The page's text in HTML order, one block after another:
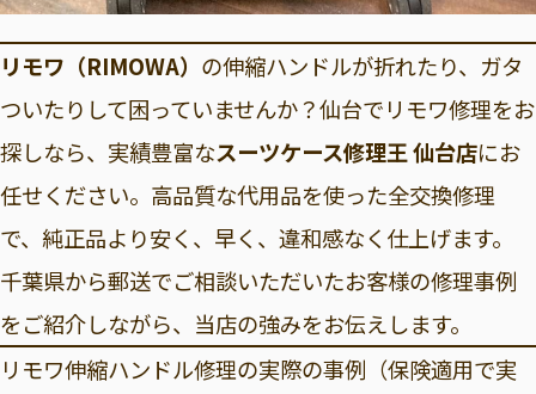
リモワ（RIMOWA） の伸縮ハンドルが折れたり、ガタ
ついたりして困っていませんか？仙台でリモワ修理をお
探しなら、実績豊富なスーツケース修理王 仙台店にお
任せください。高品質な代用品を使った全交換修理
で、純正品より安く、早く、違和感なく仕上げます。
千葉県から郵送でご相談いただいたお客様の修理事例
をご紹介しながら、当店の強みをお伝えします。
リモワ伸縮ハンドル修理の実際の事例（保険適用で実